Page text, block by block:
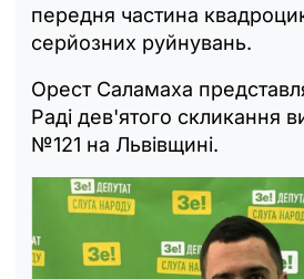
передня частина
серйозних руйнувань.
Орест Саламаха
Раді дев'ятого скликання
№121 на Львівщині.